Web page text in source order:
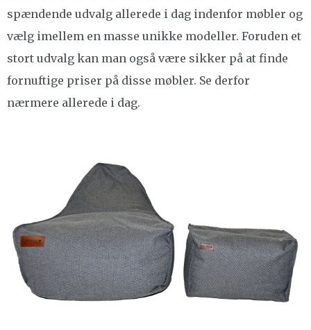
spændende udvalg allerede i dag indenfor møbler og
vælg imellem en masse unikke modeller. Foruden et
stort udvalg kan man også være sikker på at finde
fornuftige priser på disse møbler. Se derfor
nærmere allerede i dag.